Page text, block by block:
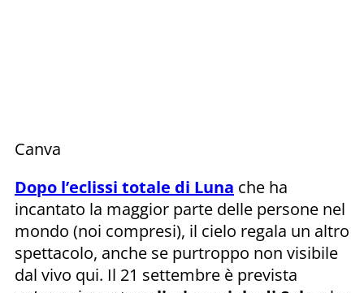
Canva
Dopo l’eclissi totale di Luna che ha
incantato la maggior parte delle persone nel
mondo (noi compresi), il cielo regala un altro
spettacolo, anche se purtroppo non visibile
dal vivo qui. Il 21 settembre è prevista